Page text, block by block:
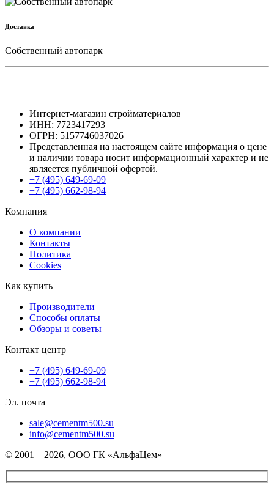
Доставка
Собственный автопарк
Интернет-магазин стройматериалов
ИНН: 7723417293
ОГРН: 5157746037026
Представленная на настоящем сайте информация о цене
и наличии товара носит информационный характер и не
являеется публичной офертой.
+7 (495) 649-69-09
+7 (495) 662-98-94
Компания
О компании
Контакты
Политика
Cookies
Как купить
Производители
Способы оплаты
Обзоры и советы
Контакт центр
+7 (495) 649-69-09
+7 (495) 662-98-94
Эл. почта
sale@cementm500.su
info@cementm500.su
© 2001 – 2026, ООО ГК «АльфаЦем»